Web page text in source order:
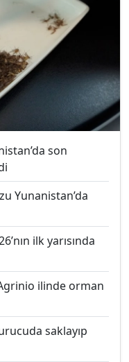
son
Yunanistan’da
ilk yarısında
ilinde orman
saklayıp